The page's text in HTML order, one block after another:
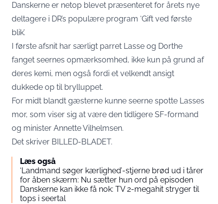
Danskerne er netop blevet præsenteret for årets nye
deltagere i DR’s populære program ‘Gift ved første
blik’.
I første afsnit har særligt parret Lasse og Dorthe
fanget seernes opmærksomhed, ikke kun på grund af
deres kemi, men også fordi et velkendt ansigt
dukkede op til brylluppet.
For midt blandt gæsterne kunne seerne spotte Lasses
mor, som viser sig at være den tidligere SF-formand
og minister Annette Vilhelmsen.
Det skriver BILLED-BLADET.
Læs også
‘Landmand søger kærlighed’-stjerne brød ud i tårer
for åben skærm: Nu sætter hun ord på episoden
Danskerne kan ikke få nok: TV 2-megahit stryger til
tops i seertal